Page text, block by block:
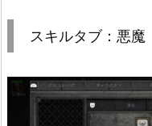
スキルタブ：悪魔